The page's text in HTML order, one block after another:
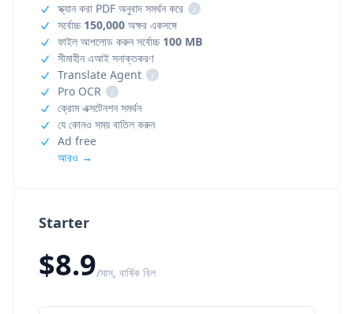
Starter
$8.9/মাস, বার্ষিক বিল
স্ক্যান করা PDF অনুবাদ সমর্থন করে
i
সর্বোচ্চ 150,000 অক্ষর একসঙ্গে
ফাইল আপলোড করুন সর্বোচ্চ 100 MB
সীমাহীন এআই সনাক্তকরণ
Translate Agent
i
Pro OCR
i
ক্রোম এক্সটেনশন সমর্থন
যে কোনও সময় বাতিল করুন
Ad free
আরও →